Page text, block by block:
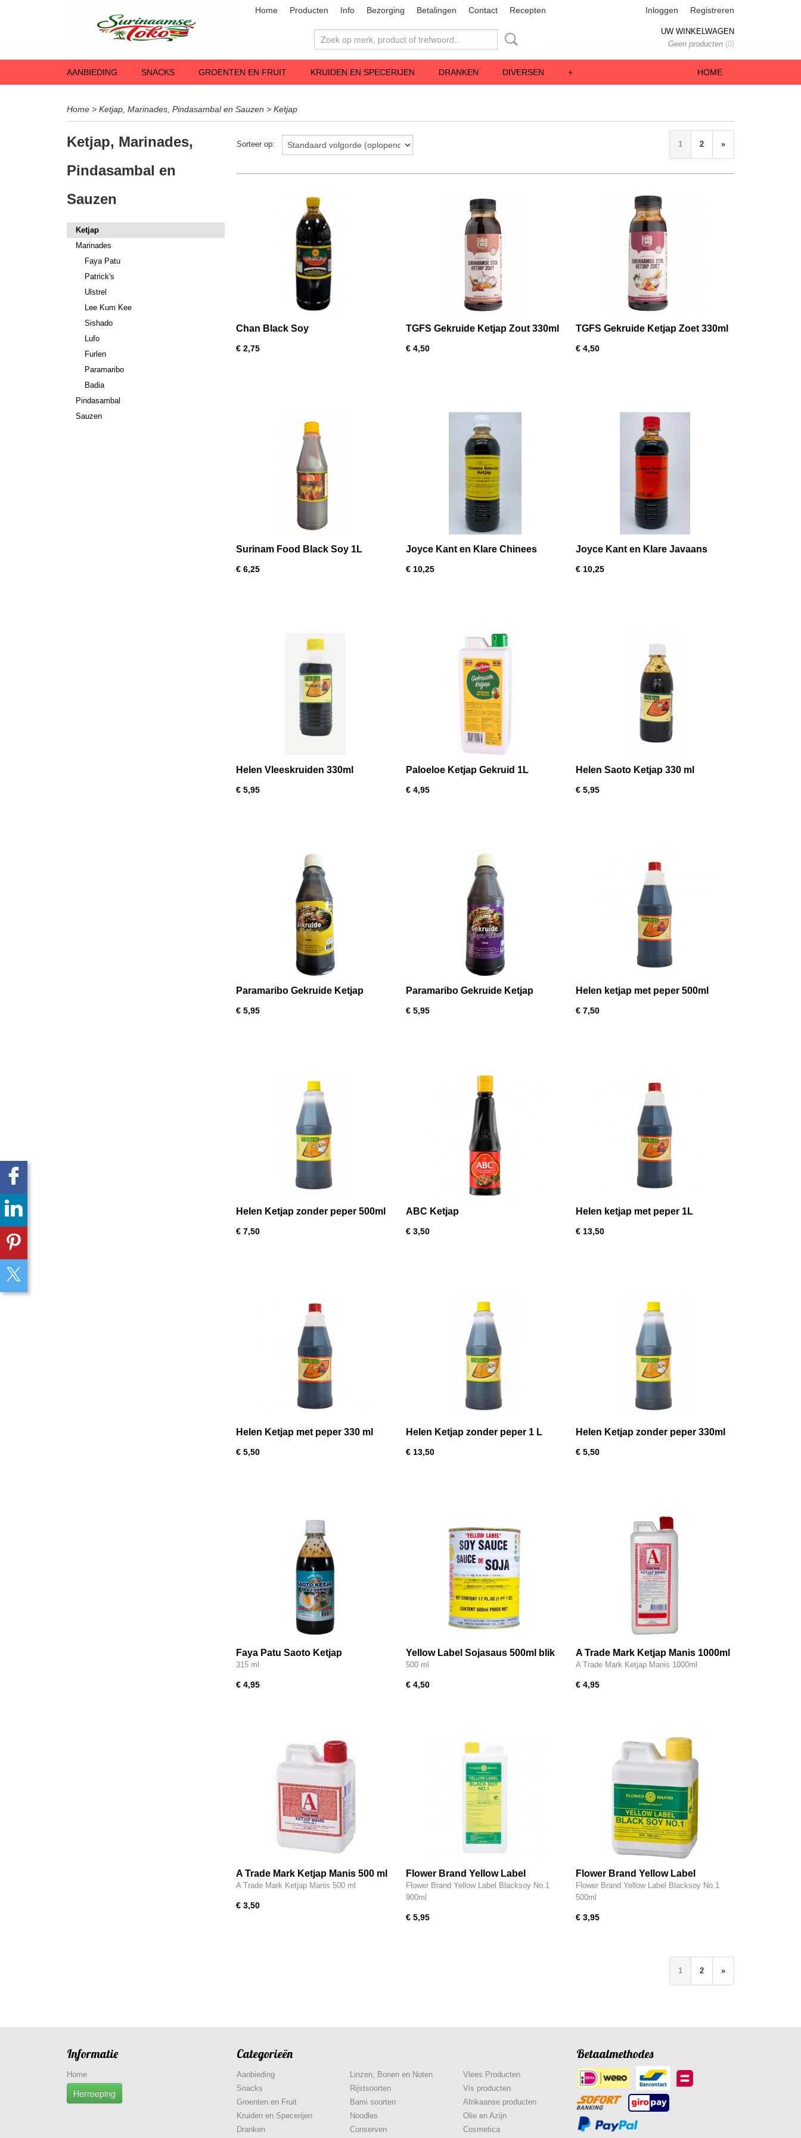
Home Producten Info Bezorging Betalingen Contact Recepten Inloggen Registreren
UW WINKELWAGEN
Geen producten (0)
HOME
AANBIEDING SNACKS GROENTEN EN FRUIT KRUIDEN EN SPECERIJEN DRANKEN DIVERSEN +
Home > Ketjap, Marinades, Pindasambal en Sauzen > Ketjap
Ketjap, Marinades,
Pindasambal en
Sauzen
Ketjap
Marinades
Faya Patu
Patrick's
Ulstrel
Lee Kum Kee
Sishado
Lufo
Furlen
Paramaribo
Badia
Pindasambal
Sauzen
Sorteer op: 1 2 »
Chan Black Soy
€ 2,75
TGFS Gekruide Ketjap Zout 330ml
€ 4,50
TGFS Gekruide Ketjap Zoet 330ml
€ 4,50
Surinam Food Black Soy 1L
€ 6,25
Joyce Kant en Klare Chinees
€ 10,25
Joyce Kant en Klare Javaans
€ 10,25
Helen Vleeskruiden 330ml
€ 5,95
Paloeloe Ketjap Gekruid 1L
€ 4,95
Helen Saoto Ketjap 330 ml
€ 5,95
Paramaribo Gekruide Ketjap
€ 5,95
Paramaribo Gekruide Ketjap
€ 5,95
Helen ketjap met peper 500ml
€ 7,50
Helen Ketjap zonder peper 500ml
€ 7,50
ABC Ketjap
€ 3,50
Helen ketjap met peper 1L
€ 13,50
Helen Ketjap met peper 330 ml
€ 5,50
Helen Ketjap zonder peper 1 L
€ 13,50
Helen Ketjap zonder peper 330ml
€ 5,50
Faya Patu Saoto Ketjap
315 ml
€ 4,95
Yellow Label Sojasaus 500ml blik
500 ml
€ 4,50
A Trade Mark Ketjap Manis 1000ml
A Trade Mark Ketjap Manis 1000ml
€ 4,95
A Trade Mark Ketjap Manis 500 ml
A Trade Mark Ketjap Manis 500 ml
€ 3,50
Flower Brand Yellow Label
Blacksoy No.1 900ml
Flower Brand Yellow Label Blacksoy No.1
900ml
€ 5,95
Flower Brand Yellow Label
Blacksoy No.1 500ml
Flower Brand Yellow Label Blacksoy No.1
500ml
€ 3,95
1 2 »
Informatie
Home
Herroeping
Categorieën
Aanbieding
Snacks
Groenten en Fruit
Kruiden en Specerijen
Dranken
Linzen, Bonen en Noten
Rijstsoorten
Bami soorten
Noodles
Conserven
Vlees Producten
Vis producten
Afrikaanse producten
Olie en Azijn
Cosmetica
Betaalmethodes